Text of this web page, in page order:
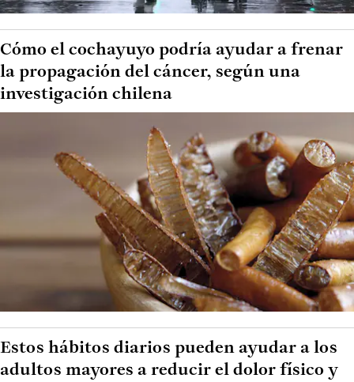
Cómo el cochayuyo podría ayudar a frenar
la propagación del cáncer, según una
investigación chilena
Estos hábitos diarios pueden ayudar a los
adultos mayores a reducir el dolor físico y